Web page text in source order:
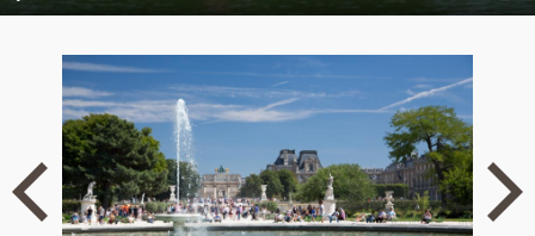
Play Mute